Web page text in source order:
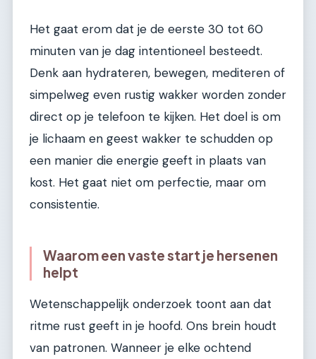
Het gaat erom dat je de eerste 30 tot 60
minuten van je dag intentioneel besteedt.
Denk aan hydrateren, bewegen, mediteren of
simpelweg even rustig wakker worden zonder
direct op je telefoon te kijken. Het doel is om
je lichaam en geest wakker te schudden op
een manier die energie geeft in plaats van
kost. Het gaat niet om perfectie, maar om
consistentie.
Waarom een vaste start je hersenen
helpt
Wetenschappelijk onderzoek toont aan dat
ritme rust geeft in je hoofd. Ons brein houdt
van patronen. Wanneer je elke ochtend